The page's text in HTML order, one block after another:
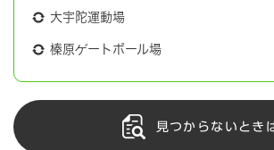
大宇陀運動場
榛原ゲートボール場
見つからないとき